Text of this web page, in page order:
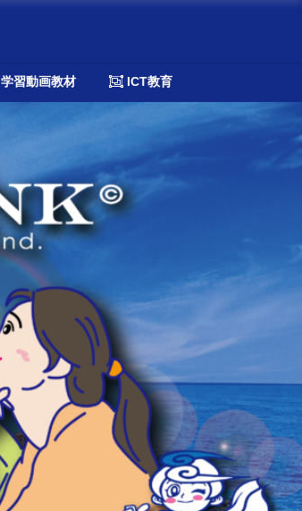
学習動画教材 ICT教育